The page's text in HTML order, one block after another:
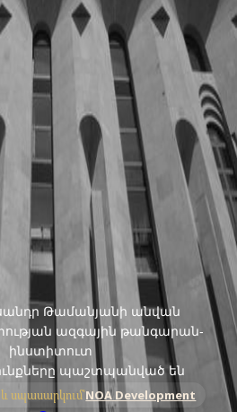
Թամանյանի անվան
ազգային թանգարան-
ինստիտուտ
պաշտպանված են
սպասարկում՝NOA Development